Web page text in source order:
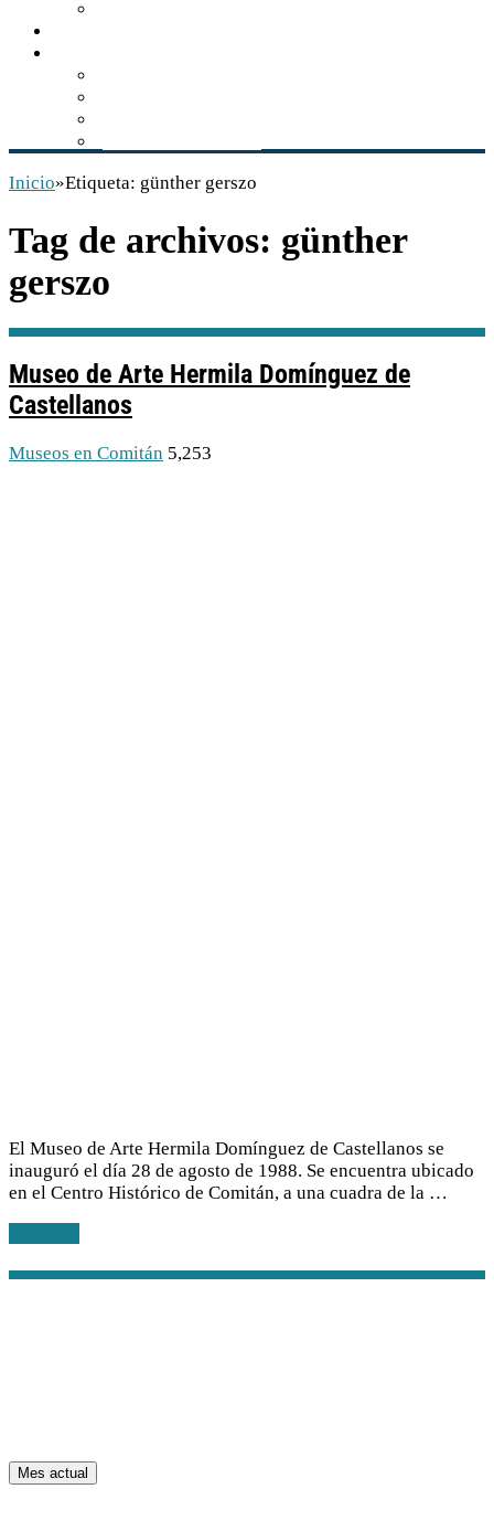
Inicio»Etiqueta: günther gerszo
Tag de archivos: günther
gerszo
Museo de Arte Hermila Domínguez de
Castellanos
Museos en Comitán 5,253
El Museo de Arte Hermila Domínguez de Castellanos se
inauguró el día 28 de agosto de 1988. Se encuentra ubicado
en el Centro Histórico de Comitán, a una cuadra de la …
Mes actual